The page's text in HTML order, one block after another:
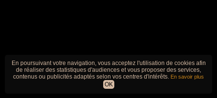
En poursuivant votre navigation, vous acceptez l'utilisation de cookies afin
de réaliser des statistiques d'audiences et vous proposer des services,
contenus ou publicités adaptés selon vos centres d'intérêts. En savoir plus
OK